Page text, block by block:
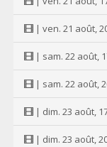
| ven. 21 août,
| sam. 22 août,
| sam. 22 août,
| dim. 23 août,
| dim. 23 août,